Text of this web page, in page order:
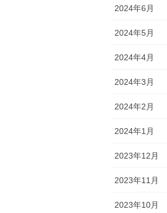
2024年6月
2024年5月
2024年4月
2024年3月
2024年2月
2024年1月
2023年12月
2023年11月
2023年10月